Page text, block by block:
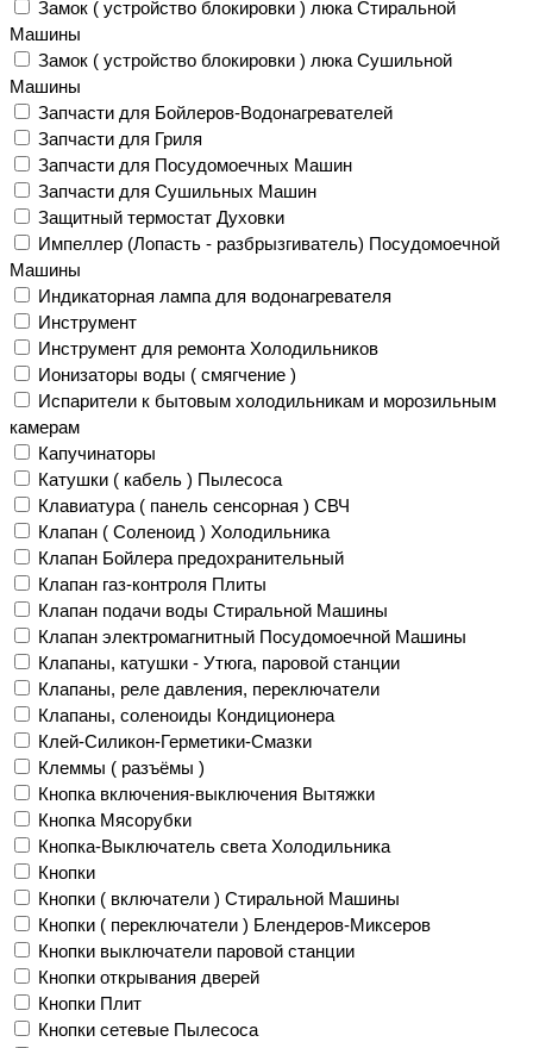
Замок ( устройство блокировки ) люка Стиральной
Машины
Замок ( устройство блокировки ) люка Сушильной
Машины
Запчасти для Бойлеров-Водонагревателей
Запчасти для Гриля
Запчасти для Посудомоечных Машин
Запчасти для Сушильных Машин
Защитный термостат Духовки
Импеллер (Лопасть - разбрызгиватель) Посудомоечной
Машины
Индикаторная лампа для водонагревателя
Инструмент
Инструмент для ремонта Холодильников
Ионизаторы воды ( смягчение )
Испарители к бытовым холодильникам и морозильным
камерам
Капучинаторы
Катушки ( кабель ) Пылесоса
Клавиатура ( панель сенсорная ) СВЧ
Клапан ( Соленоид ) Холодильника
Клапан Бойлера предохранительный
Клапан газ-контроля Плиты
Клапан подачи воды Стиральной Машины
Клапан электромагнитный Посудомоечной Машины
Клапаны, катушки - Утюга, паровой станции
Клапаны, реле давления, переключатели
Клапаны, соленоиды Кондиционера
Клей-Силикон-Герметики-Смазки
Клеммы ( разъёмы )
Кнопка включения-выключения Вытяжки
Кнопка Мясорубки
Кнопка-Выключатель света Холодильника
Кнопки
Кнопки ( включатели ) Стиральной Машины
Кнопки ( переключатели ) Блендеров-Миксеров
Кнопки выключатели паровой станции
Кнопки открывания дверей
Кнопки Плит
Кнопки сетевые Пылесоса